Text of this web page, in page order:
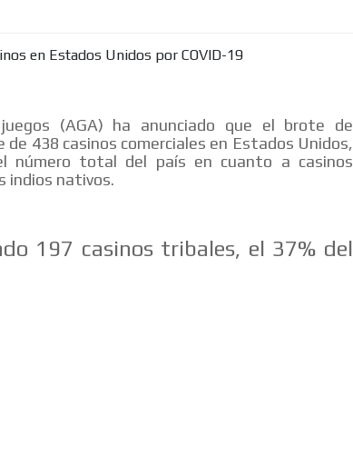
(AGA) ha anunciado que el brote de
de 438 casinos comerciales en Estados Unidos,
número total del país en cuanto a casinos
indios nativos.
197 casinos tribales, el 37% del